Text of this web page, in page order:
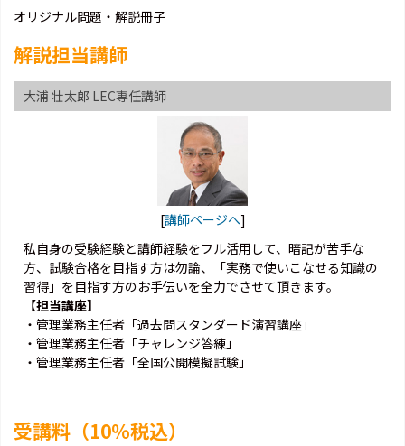
オリジナル問題・解説冊子
解説担当講師
大浦 壮太郎 LEC専任講師
[講師ページへ]
私自身の受験経験と講師経験をフル活用して、暗記が苦手な
方、試験合格を目指す方は勿論、「実務で使いこなせる知識の
習得」を目指す方のお手伝いを全力でさせて頂きます。
【担当講座】
・管理業務主任者「過去問スタンダード演習講座」
・管理業務主任者「チャレンジ答練」
・管理業務主任者「全国公開模擬試験」
受講料（10％税込）